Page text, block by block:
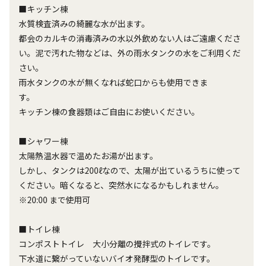
■キッチン棟
水質検査済みの綺麗な水が出ます。
都会のカルキの消毒済みの水以外飲めない人はご遠慮くださ
い。泥で汚れた物などは、外の雨水タンクの水をご利用くだ
さい。
雨水タンクの水が無くなれば蛇口からも使用できま
す。
キッチン棟の食器類はご自由にお使いください。
■シャワー棟
太陽熱温水器で温めたお湯が出ます。
しかし、タンクは200ℓなので、太陽が出ているうちに使って
ください。暗くなると、突然水になるかもしれません。
※20:00 まで使用可
■トイレ棟
コンポストトイレ 大小分離の攪拌式のトイレです。
下水道に繋がっていないバイオ発酵型のトイレです。